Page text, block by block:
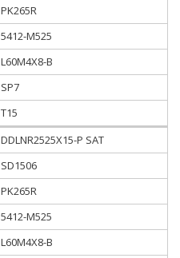
PK265R
5412-M525
L60M4X8-B
SP7
T15
DDLNR2525X15-P SAT
SD1506
PK265R
5412-M525
L60M4X8-B